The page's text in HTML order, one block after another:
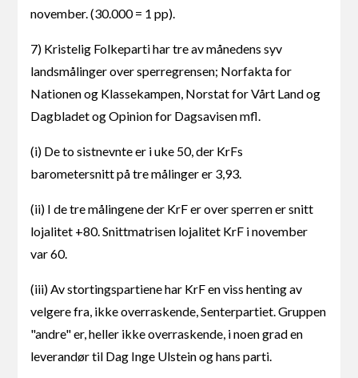
november. (30.000 = 1 pp).
7) Kristelig Folkeparti har tre av månedens syv
landsmålinger over sperregrensen; Norfakta for
Nationen og Klassekampen, Norstat for Vårt Land og
Dagbladet og Opinion for Dagsavisen mfl.
(i) De to sistnevnte er i uke 50, der KrFs
barometersnitt på tre målinger er 3,93.
(ii) I de tre målingene der KrF er over sperren er snitt
lojalitet +80. Snittmatrisen lojalitet KrF i november
var 60.
(iii) Av stortingspartiene har KrF en viss henting av
velgere fra, ikke overraskende, Senterpartiet. Gruppen
"andre" er, heller ikke overraskende, i noen grad en
leverandør til Dag Inge Ulstein og hans parti.